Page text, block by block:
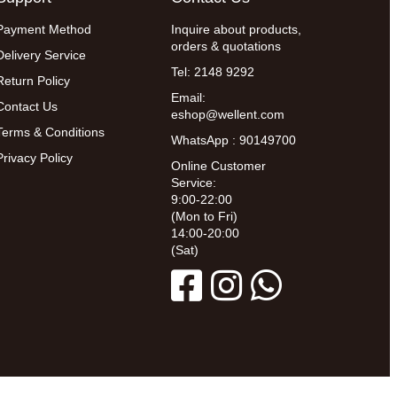
Method
Service
Policy
Us
& Conditions
Policy
Inquire about products,
orders & quotations
Tel: 2148 9292
Email:
eshop@wellent.com
WhatsApp : 90149700
Online Customer
Service:
9:00-22:00
(Mon to Fri)
14:00-20:00
(Sat)